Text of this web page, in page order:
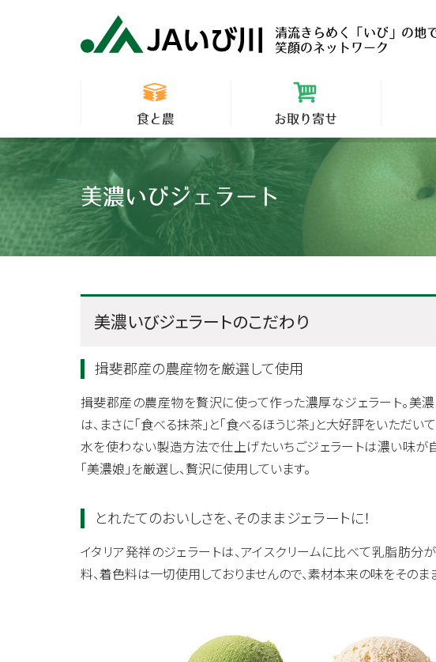
清流きらめく「いび」の地
笑顔のネットワーク
食と農 お取り寄せ
美濃いびジェラート
美濃いびジェラートのこだわり
揖斐郡産の農産物を厳選して使用
揖斐郡産の農産物を贅沢に使って作った濃厚なジェラート。美
は、まさに「食べる抹茶」と「食べるほうじ茶」と大好評をいただいて
水を使わない製造方法で仕上げたいちごジェラートは濃い味が
「美濃娘」を厳選し、贅沢に使用しています。
とれたてのおいしさを、そのままジェラートに！
イタリア発祥のジェラートは、アイスクリームに比べて乳脂肪分
料、着色料は一切使用しておりませんので、素材本来の味をそのま